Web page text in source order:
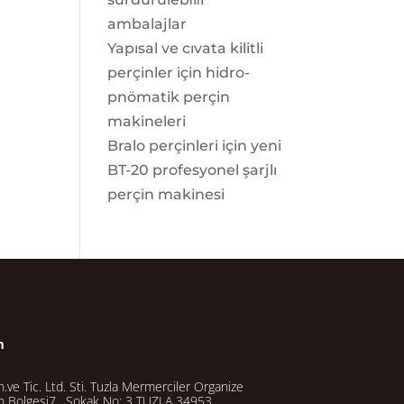
ambalajlar
Yapısal ve cıvata kilitli
perçinler için hidro-
pnömatik perçin
makineleri
Bralo perçinleri için yeni
BT-20 profesyonel şarjlı
perçin makinesi
Tic. Ltd. Sti. Tuzla Mermerciler Organize
Bolgesi7 . Sokak No: 3 TUZLA 34953